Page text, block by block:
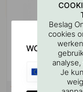
Beslag
cookies
Je
WOULD YOU